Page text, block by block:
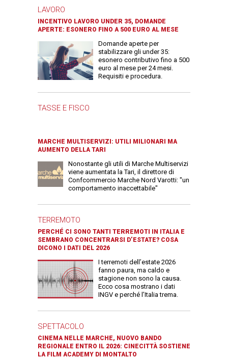
LAVORO
INCENTIVO LAVORO UNDER 35, DOMANDE
APERTE: ESONERO FINO A 500 EURO AL MESE
Domande aperte per
stabilizzare gli under 35:
esonero contributivo fino a 500
euro al mese per 24 mesi.
Requisiti e procedura.
TASSE E FISCO
MARCHE MULTISERVIZI: UTILI MILIONARI MA
AUMENTO DELLA TARI
Nonostante gli utili di Marche Multiservizi
viene aumentata la Tari, il direttore di
Confcommercio Marche Nord Varotti: "un
comportamento inaccettabile"
TERREMOTO
PERCHÉ CI SONO TANTI TERREMOTI IN ITALIA E
SEMBRANO CONCENTRARSI D’ESTATE? COSA
DICONO I DATI DEL 2026
I terremoti dell’estate 2026
fanno paura, ma caldo e
stagione non sono la causa.
Ecco cosa mostrano i dati
INGV e perché l’Italia trema.
SPETTACOLO
CINEMA NELLE MARCHE, NUOVO BANDO
REGIONALE ENTRO IL 2026: CINECITTÀ SOSTIENE
LA FILM ACADEMY DI MONTALTO